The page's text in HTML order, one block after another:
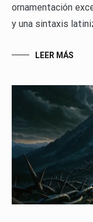
ornamentación
y una sintaxis
LEER MÁS